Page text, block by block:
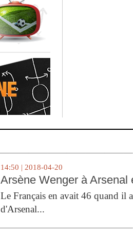
14:50 | 2018-04-20
Arsène Wenger à Arsenal
Le Français en avait 46 quand il
d'Arsenal...